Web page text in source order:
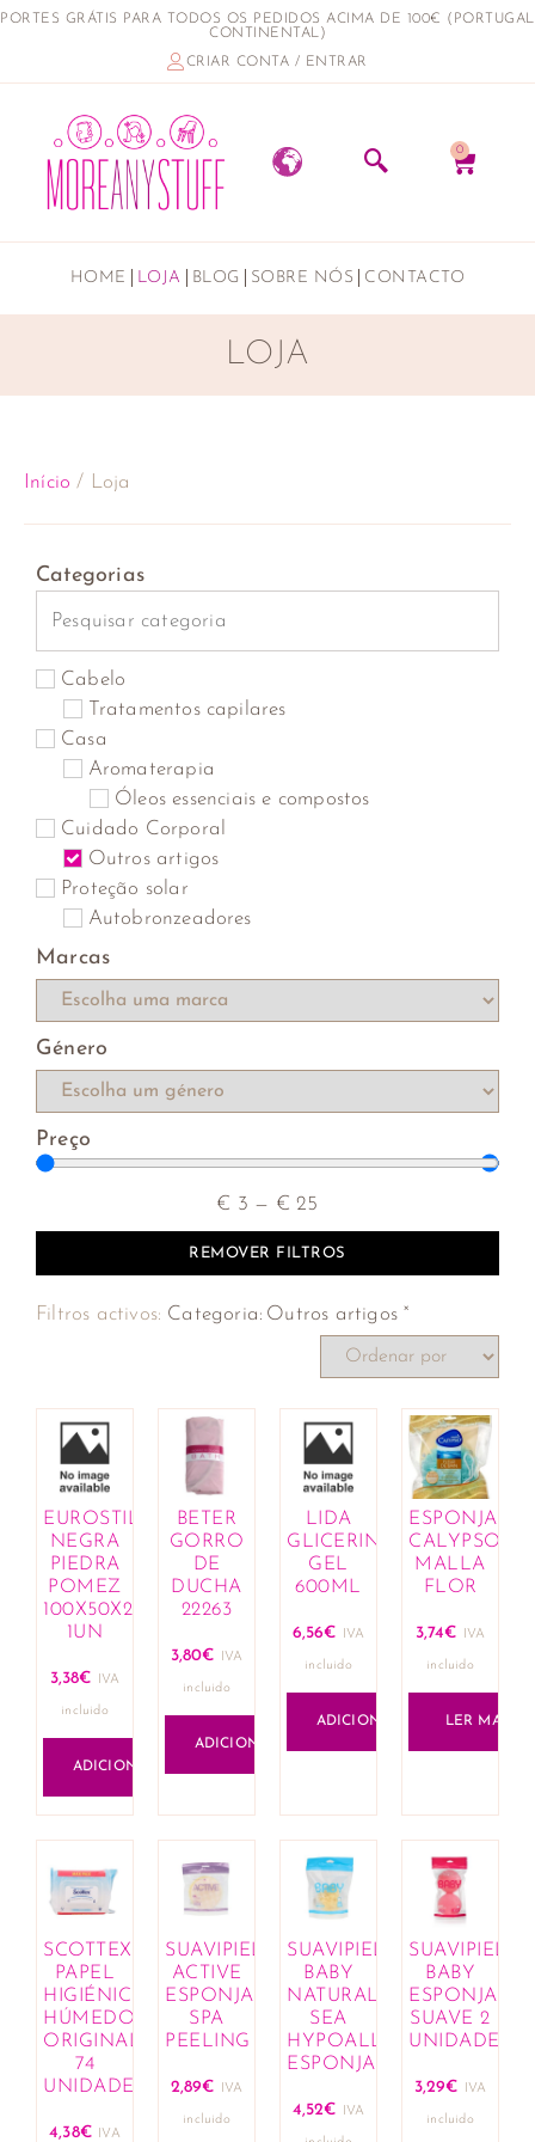
PORTES GRÁTIS PARA TODOS OS PEDIDOS ACIMA DE 100€ (PORTUGAL
CONTINENTAL)
CRIAR CONTA / ENTRAR
0
HOME LOJA BLOG SOBRE NÓS CONTACTO
LOJA
Início / Loja
Categorias
Cabelo
Tratamentos capilares
Casa
Aromaterapia
Óleos essenciais e compostos
Cuidado Corporal
Outros artigos
Proteção solar
Autobronzeadores
Marcas
Género
Preço
€ 3 — €25
REMOVER FILTROS
Filtros activos: Categoria: Outros artigos ×
EUROSTIL
NEGRA
PIEDRA
POMEZ
100X50X20
1UN
3,38€ IVA
incluido
ADICIONAR
BETER
GORRO
DE
DUCHA
22263
3,80€ IVA
incluido
ADICIONAR
LIDA
GLICERINA
GEL
600ML
6,56€ IVA
incluido
ADICIONAR
ESPONJA
CALYPSO
MALLA
FLOR
3,74€ IVA
incluido
LER MAIS
SCOTTEX
PAPEL
HIGIÉNICO
HÚMEDO
ORIGINAL
74
UNIDADES
4,38€ IVA
SUAVIPIEL
ACTIVE
ESPONJA
SPA
PEELING
2,89€ IVA
incluido
SUAVIPIEL
BABY
NATURAL
SEA
HYPOALLERGENIC
ESPONJA
4,52€ IVA
SUAVIPIEL
BABY
ESPONJA
SUAVE 2
UNIDADES
3,29€ IVA
incluido